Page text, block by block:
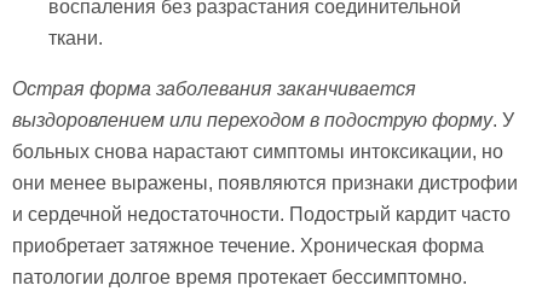
воспаления без разрастания соединительной
ткани.
Острая форма заболевания заканчивается
выздоровлением или переходом в подострую форму. У
больных снова нарастают симптомы интоксикации, но
они менее выражены, появляются признаки дистрофии
и сердечной недостаточности. Подострый кардит часто
приобретает затяжное течение. Хроническая форма
патологии долгое время протекает бессимптомно.